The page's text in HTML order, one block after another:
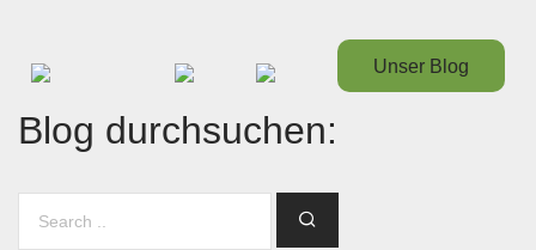
Unser Blog
Blog durchsuchen: